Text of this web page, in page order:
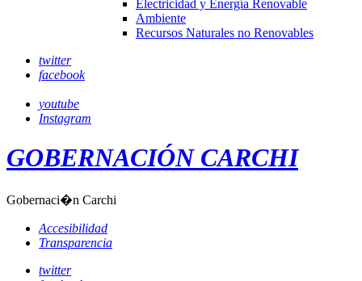
Electricidad y Energía Renovable
Ambiente
Recursos Naturales no Renovables
twitter
facebook
youtube
Instagram
GOBERNACIÓN CARCHI
Gobernaci�n Carchi
Accesibilidad
Transparencia
twitter